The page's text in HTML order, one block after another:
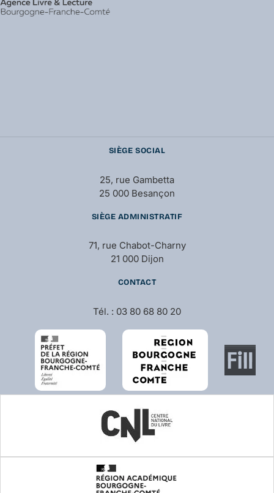
SIÈGE SOCIAL
25, rue Gambetta
25 000 Besançon
SIÈGE ADMINISTRATIF
71, rue Chabot-Charny
21 000 Dijon
CONTACT
Tél. : 03 80 68 80 20